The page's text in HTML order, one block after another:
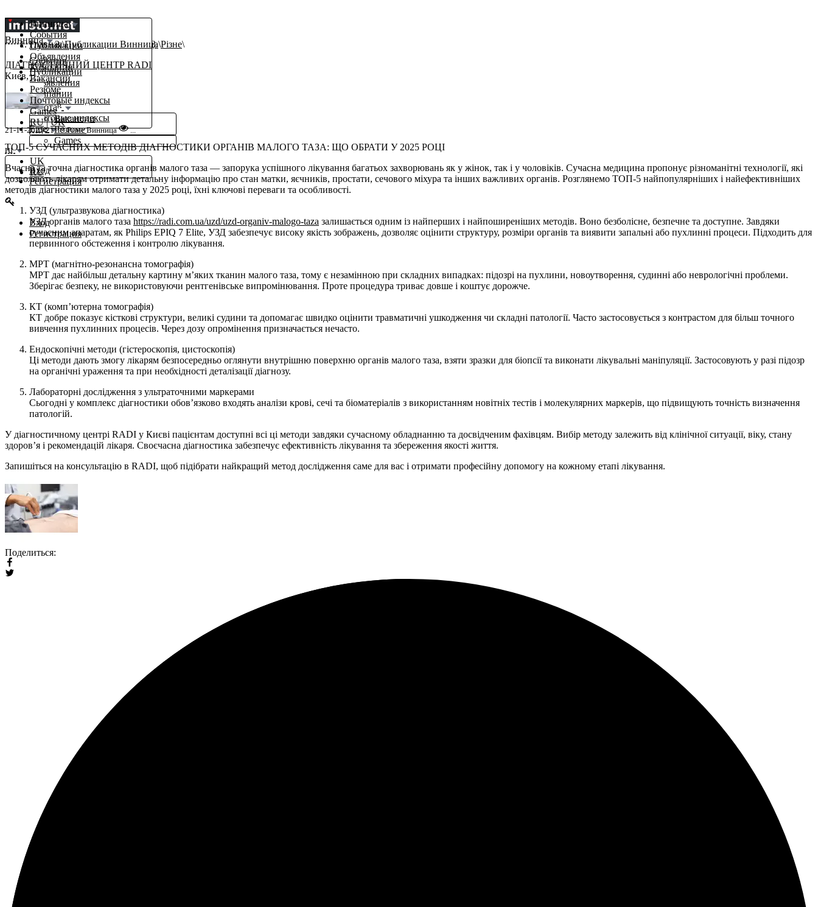
Винница
События
Публикации
Объявления
Компании
Вакансии
Резюме
Почтовые индексы
Games
RU|UK
Винница
События
Публикации
Объявления
Компании
Работаβ
Вакансии
Резюме
Почтовые индексы
Еще
Games
ru
UK
RU
Вход
Регистрация
Вход
Регистрация
Главная Публикации Винница Різне
ДІАГНОСТИЧНИЙ ЦЕНТР RADI
Киев,
21-11-2025 21:19РізнеВинница ...
ТОП-5 СУЧАСНИХ МЕТОДІВ ДІАГНОСТИКИ ОРГАНІВ МАЛОГО ТАЗА: ЩО ОБРАТИ У 2025 РОЦІ
Вчасна та точна діагностика органів малого таза — запорука успішного лікування багатьох захворювань як у жінок, так і у чоловіків. Сучасна медицина пропонує різноманітні технології, які
дозволяють лікарям отримати детальну інформацію про стан матки, яєчників, простати, сечового міхура та інших важливих органів. Розглянемо ТОП-5 найпопулярніших і найефективніших
методів діагностики малого таза у 2025 році, їхні ключові переваги та особливості.
УЗД (ультразвукова діагностика)
УЗД органів малого таза https://radi.com.ua/uzd/uzd-organiv-malogo-taza залишається одним із найперших і найпоширеніших методів. Воно безболісне, безпечне та доступне. Завдяки
сучасним апаратам, як Philips EPIQ 7 Elite, УЗД забезпечує високу якість зображень, дозволяє оцінити структуру, розміри органів та виявити запальні або пухлинні процеси. Підходить для
первинного обстеження і контролю лікування.
МРТ (магнітно-резонансна томографія)
МРТ дає найбільш детальну картину м’яких тканин малого таза, тому є незамінною при складних випадках: підозрі на пухлини, новоутворення, судинні або неврологічні проблеми.
Зберігає безпеку, не використовуючи рентгенівське випромінювання. Проте процедура триває довше і коштує дорожче.
КТ (комп’ютерна томографія)
КТ добре показує кісткові структури, великі судини та допомагає швидко оцінити травматичні ушкодження чи складні патології. Часто застосовується з контрастом для більш точного
вивчення пухлинних процесів. Через дозу опромінення призначається нечасто.
Ендоскопічні методи (гістероскопія, цистоскопія)
Ці методи дають змогу лікарям безпосередньо оглянути внутрішню поверхню органів малого таза, взяти зразки для біопсії та виконати лікувальні маніпуляції. Застосовують у разі підозр
на органічні ураження та при необхідності деталізації діагнозу.
Лабораторні дослідження з ультраточними маркерами
Сьогодні у комплекс діагностики обов’язково входять аналізи крові, сечі та біоматеріалів з використанням новітніх тестів і молекулярних маркерів, що підвищують точність визначення
патологій.
У діагностичному центрі RADI у Києві пацієнтам доступні всі ці методи завдяки сучасному обладнанню та досвідченим фахівцям. Вибір методу залежить від клінічної ситуації, віку, стану
здоров’я і рекомендацій лікаря. Своєчасна діагностика забезпечує ефективність лікування та збереження якості життя.
Запишіться на консультацію в RADI, щоб підібрати найкращий метод дослідження саме для вас і отримати професійну допомогу на кожному етапі лікування.
Поделиться: